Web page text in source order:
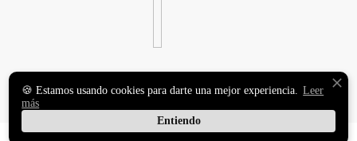
VINILOS DECORATIVOS
Y FOTOMURALES
PREMIUM
Copyright © 2026 MasqueVinilo
🍪 Estamos usando cookies para darte una mejor experiencia. Leer
más
Entiendo